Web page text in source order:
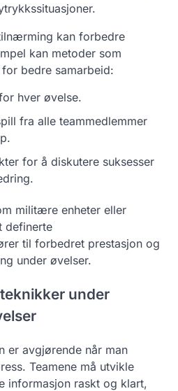
kan forbedre
kan metoder som
bedre samarbeid:
hver øvelse.
fra alle teammedlemmer
for å diskutere suksesser
militære enheter eller
definerte
til forbedret prestasjon og
under øvelser.
under
er avgjørende når man
Teamene må utvikle
informasjon raskt og klart,